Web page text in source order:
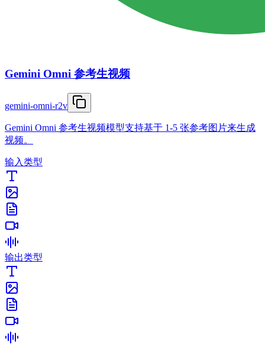
Gemini Omni 参考生视频
gemini-omni-r2v
Gemini Omni 参考生视频模型支持基于 1-5 张参考图片来生成
视频。
输入类型
输出类型